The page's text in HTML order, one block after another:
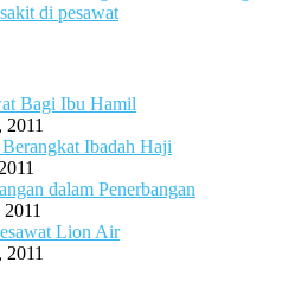
di pesawat
Bagi Ibu Hamil
Ibadah Haji
dalam Penerbangan
Lion Air